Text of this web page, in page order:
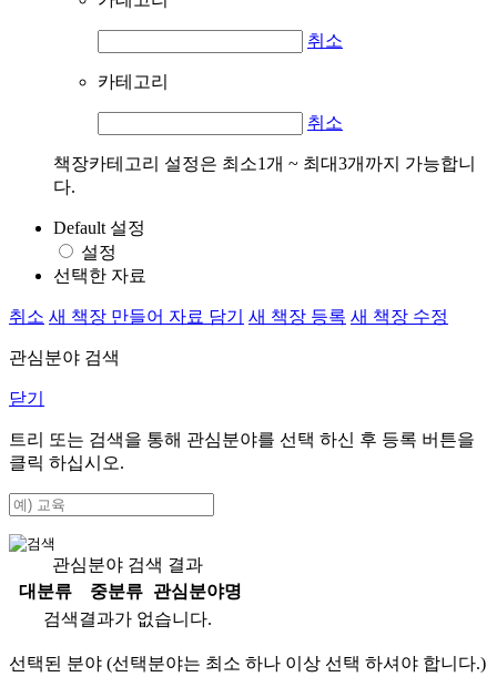
취소
카테고리
취소
책장카테고리 설정은 최소1개 ~ 최대3개까지 가능합니
다.
Default 설정
설정
선택한 자료
취소 새 책장 만들어 자료 담기 새 책장 등록 새 책장 수정
관심분야 검색
닫기
트리 또는 검색을 통해 관심분야를 선택 하신 후 등록 버튼을
클릭 하십시오.
관심분야 검색 결과
대분류
중분류
관심분야명
검색결과가 없습니다.
선택된 분야 (선택분야는 최소 하나 이상 선택 하셔야 합니다.)